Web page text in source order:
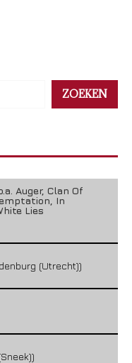
ZOEKEN
Auger, Clan Of
In
Lies
(Utrecht))